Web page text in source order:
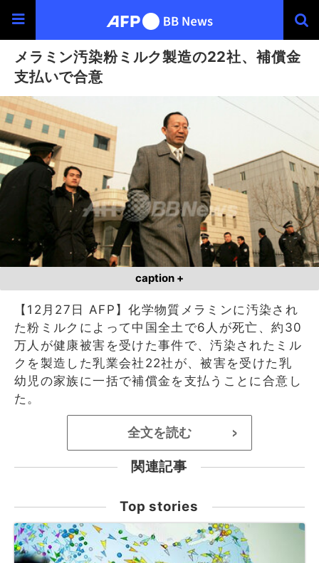
メラミン汚染粉ミルク製造の22社、補償金
支払いで合意
caption +
【12月27日 AFP】化学物質メラミンに汚染され
た粉ミルクによって中国全土で6人が死亡、約30
万人が健康被害を受けた事件で、汚染されたミル
クを製造した乳業会社22社が、被害を受けた乳
幼児の家族に一括で補償金を支払うことに合意し
た。
全文を読む >
関連記事
Top stories